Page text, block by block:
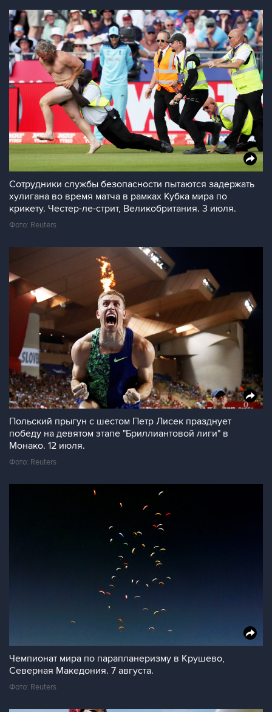
Сотрудники службы безопасности пытаются задержать
хулигана во время матча в рамках Кубка мира по
крикету. Честер-ле-стрит, Великобритания. 3 июля.
Фото: Reuters
Польский прыгун с шестом Петр Лисек празднует
победу на девятом этапе "Бриллиантовой лиги" в
Монако. 12 июля.
Фото: Reuters
Чемпионат мира по парапланеризму в Крушево,
Северная Македония. 7 августа.
Фото: Reuters